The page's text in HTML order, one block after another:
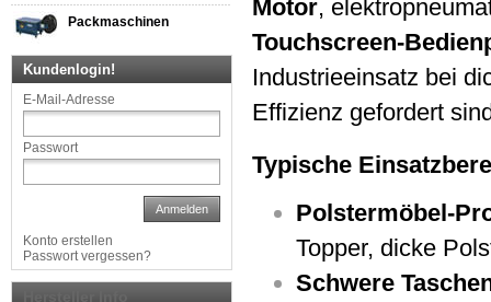
Motor,
Touchscreen-
Industrieeinsatz bei
Effizienz gefordert
Typische
Polstermöbel-
Topper, dicke
Schwere
Packmaschinen
Kundenlogin!
E-Mail-Adresse
Passwort
Anmelden
Konto erstellen
Passwort vergessen?